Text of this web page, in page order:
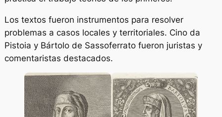
Los textos fueron instrumentos para resolver
problemas a casos locales y territoriales. Cino da
Pistoia y Bártolo de Sassoferrato fueron juristas y
comentaristas destacados.